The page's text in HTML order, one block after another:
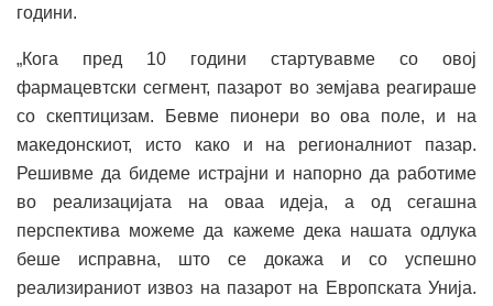
години.
„Кога пред 10 години стартувавме со овој
фармацевтски сегмент, пазарот во земјава реагираше
со скептицизам. Бевме пионери во ова поле, и на
македонскиот, исто како и на регионалниот пазар.
Решивме да бидеме истрајни и напорно да работиме
во реализацијата на оваа идеја, а од сегашна
перспектива можеме да кажеме дека нашата одлука
беше исправна, што се докажа и со успешно
реализираниот извоз на пазарот на Европската Унија.